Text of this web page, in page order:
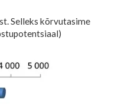
Selleks kõrvutasime